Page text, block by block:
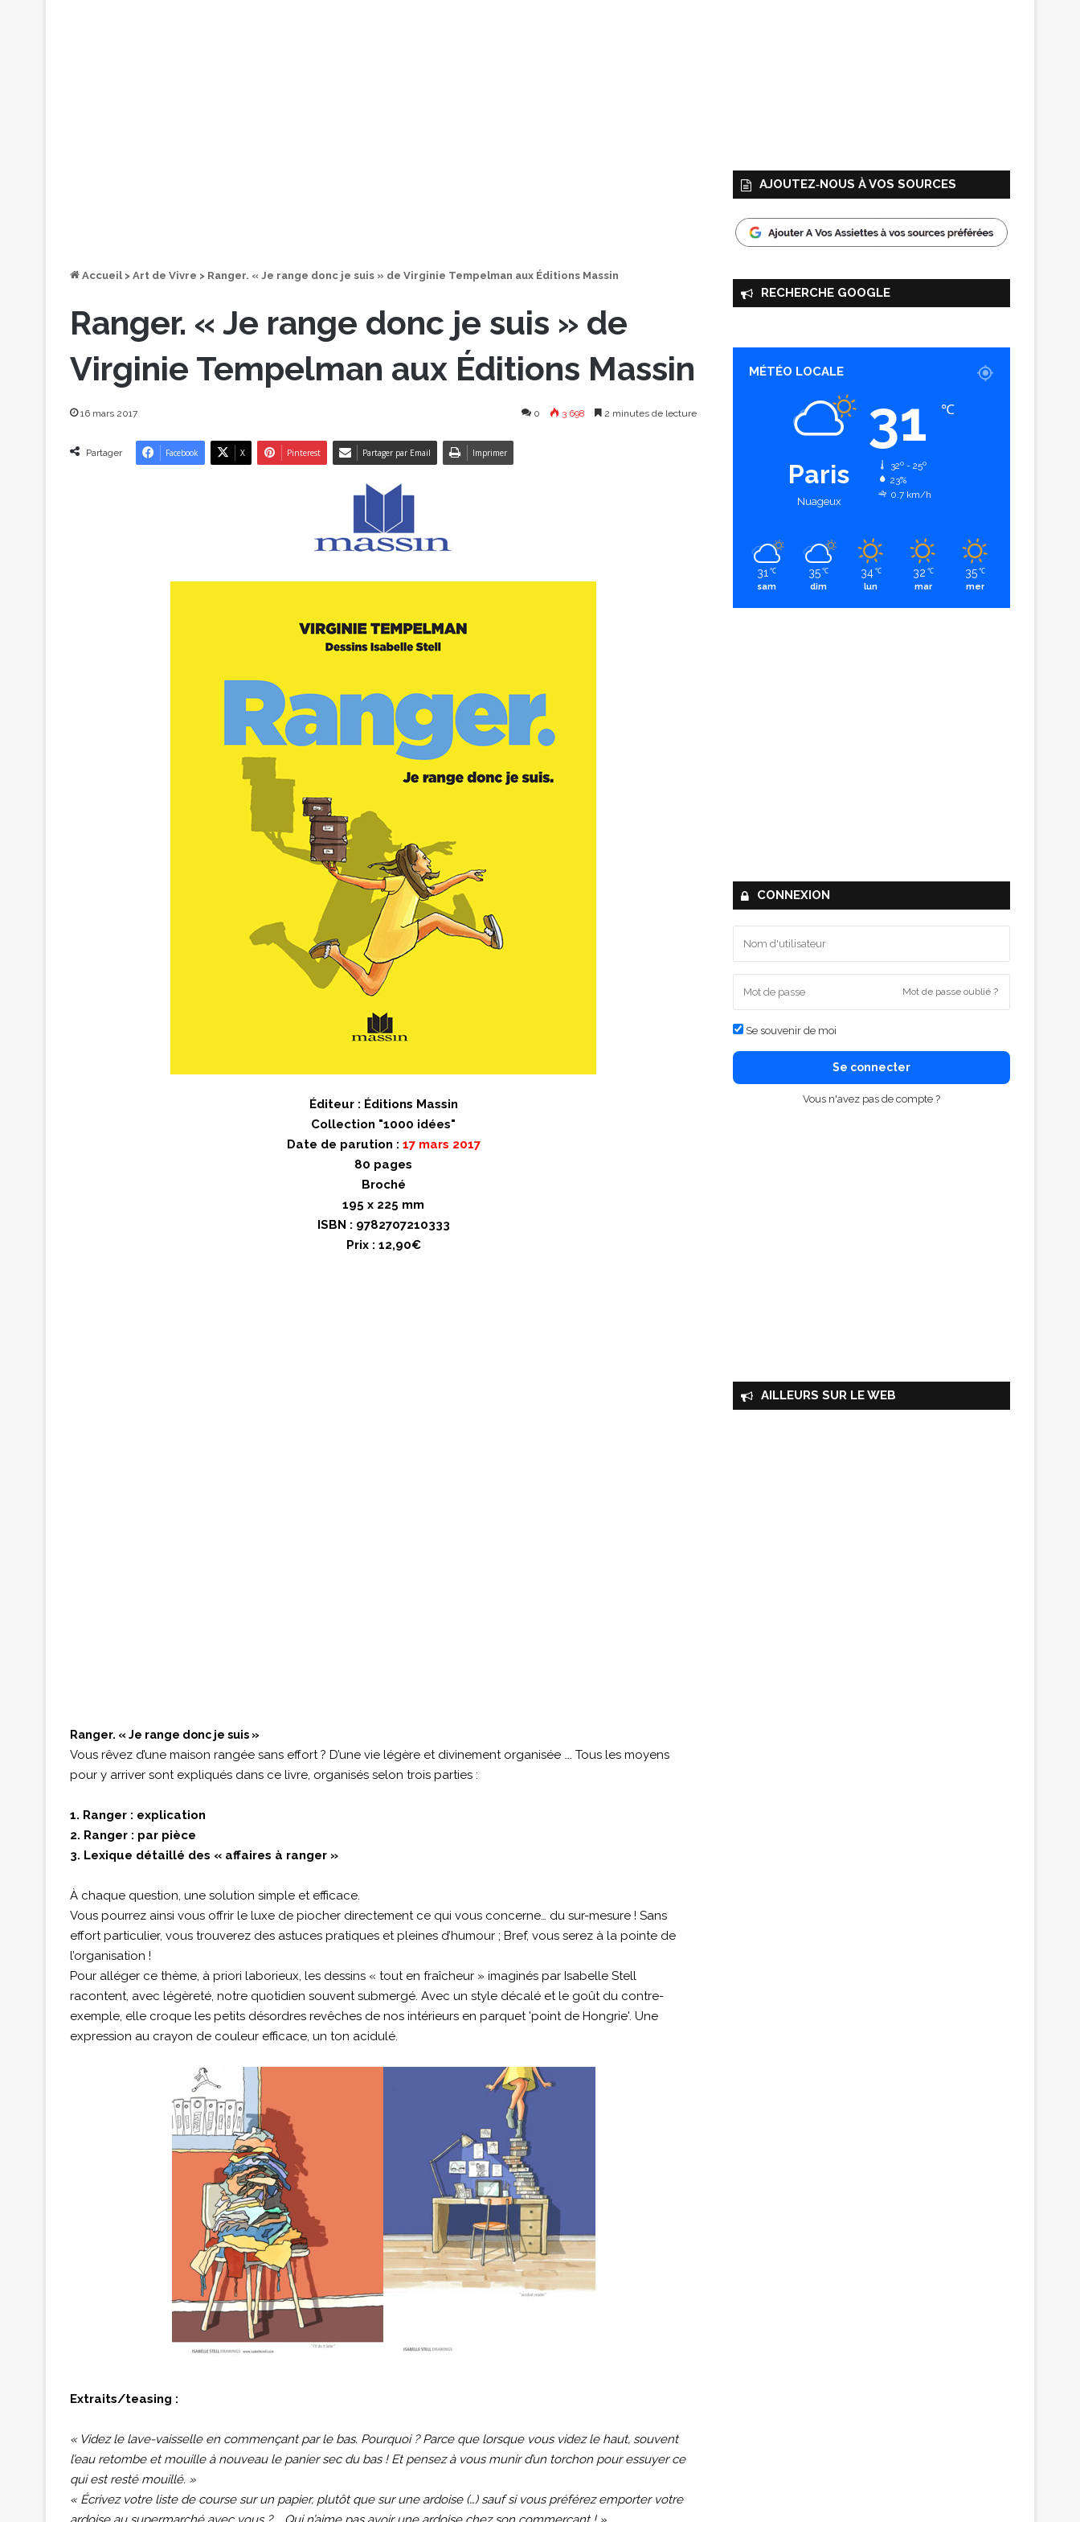
Accueil > Art de Vivre > Ranger. « Je range donc je suis » de Virginie Tempelman aux Éditions Massin
Ranger. « Je range donc je suis » de
Virginie Tempelman aux Éditions Massin
16 mars 2017 0 3 698 2 minutes de lecture
Partager Facebook X Pinterest Partager par Email Imprimer
Éditeur : Éditions Massin
Collection "1000 idées"
Date de parution : 17 mars 2017
80 pages
Broché
195 x 225 mm
ISBN : 9782707210333
Prix : 12,90€
Ranger. « Je range donc je suis »
Vous rêvez d’une maison rangée sans effort ? D’une vie légère et divinement organisée …. Tous les moyens
pour y arriver sont expliqués dans ce livre, organisés selon trois parties :
1. Ranger : explication
2. Ranger : par pièce
3. Lexique détaillé des « affaires à ranger »
À chaque question, une solution simple et efficace.
Vous pourrez ainsi vous offrir le luxe de piocher directement ce qui vous concerne… du sur-mesure ! Sans
effort particulier, vous trouverez des astuces pratiques et pleines d’humour ; Bref, vous serez à la pointe de
l’organisation !
Pour alléger ce thème, à priori laborieux, les dessins « tout en fraîcheur » imaginés par Isabelle Stell
racontent, avec légèreté, notre quotidien souvent submergé. Avec un style décalé et le goût du contre-
exemple, elle croque les petits désordres revêches de nos intérieurs en parquet 'point de Hongrie'. Une
expression au crayon de couleur efficace, un ton acidulé.
Extraits/teasing :
« Videz le lave-vaisselle en commençant par le bas. Pourquoi ? Parce que lorsque vous videz le haut, souvent
l’eau retombe et mouille à nouveau le panier sec du bas ! Et pensez à vous munir d’un torchon pour essuyer ce
qui est resté mouillé. »
« Écrivez votre liste de course sur un papier, plutôt que sur une ardoise (…) sauf si vous préférez emporter votre
AJOUTEZ‑NOUS À VOS SOURCES
RECHERCHE GOOGLE
MÉTÉO LOCALE
Paris
Nuageux
31 ℃
32º - 25º
23%
0.7 km/h
31 ℃
sam
35 ℃
dim
34 ℃
lun
32 ℃
mar
35 ℃
mer
CONNEXION
Mot de passe oublié ?
Se souvenir de moi
Se connecter
Vous n'avez pas de compte ?
AILLEURS SUR LE WEB